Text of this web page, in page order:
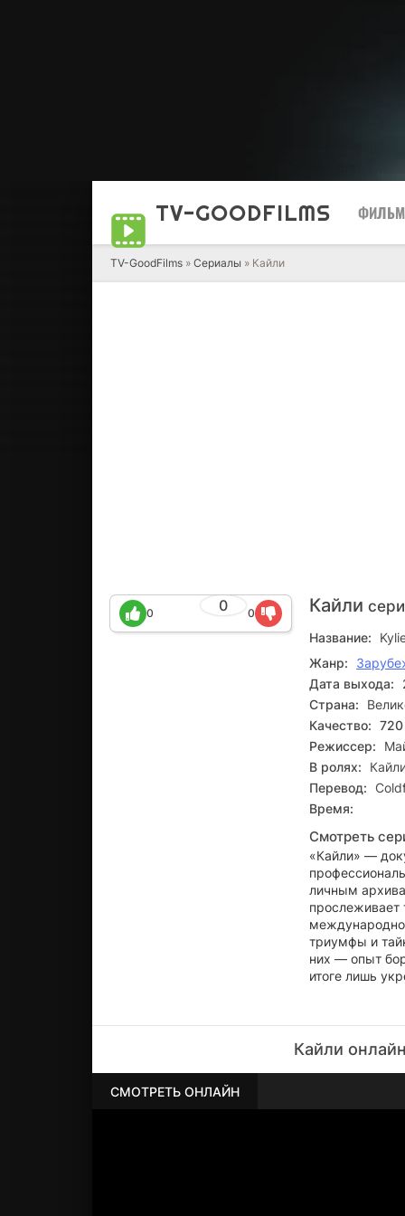
TV-GOODFILMS
TV-GoodFilms » Сериалы » Кайли
Кайли
0
0 0
Название:
Жанр:
Дата выхода:
Страна:
Качество:
Режиссер:
В ролях:
Перевод:
Время:
Смотреть
«Кайли» —
личным
триумфы и
них — опыт
итоге лишь
Кайли
СМОТРЕТЬ ОНЛАЙН